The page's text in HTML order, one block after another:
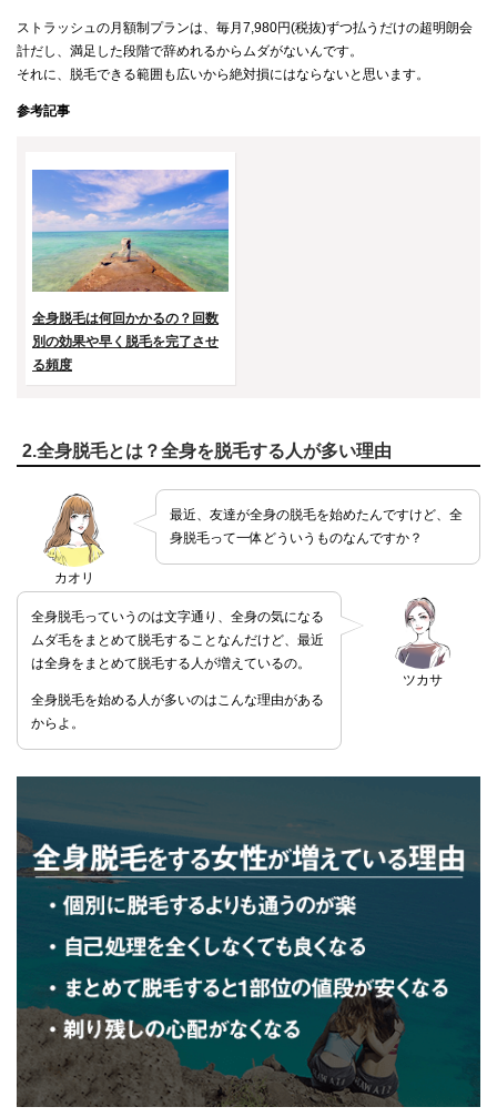
ストラッシュの月額制プランは、毎月7,980円(税抜)ずつ払うだけの超明朗会
計だし、満足した段階で辞めれるからムダがないんです。
それに、脱毛できる範囲も広いから絶対損にはならないと思います。
参考記事
全身脱毛は何回かかるの？回数
別の効果や早く脱毛を完了させ
る頻度
2.全身脱毛とは？全身を脱毛する人が多い理由
カオリ
最近、友達が全身の脱毛を始めたんですけど、全
身脱毛って一体どういうものなんですか？
ツカサ
全身脱毛っていうのは文字通り、全身の気になる
ムダ毛をまとめて脱毛することなんだけど、最近
は全身をまとめて脱毛する人が増えているの。
全身脱毛を始める人が多いのはこんな理由がある
からよ。